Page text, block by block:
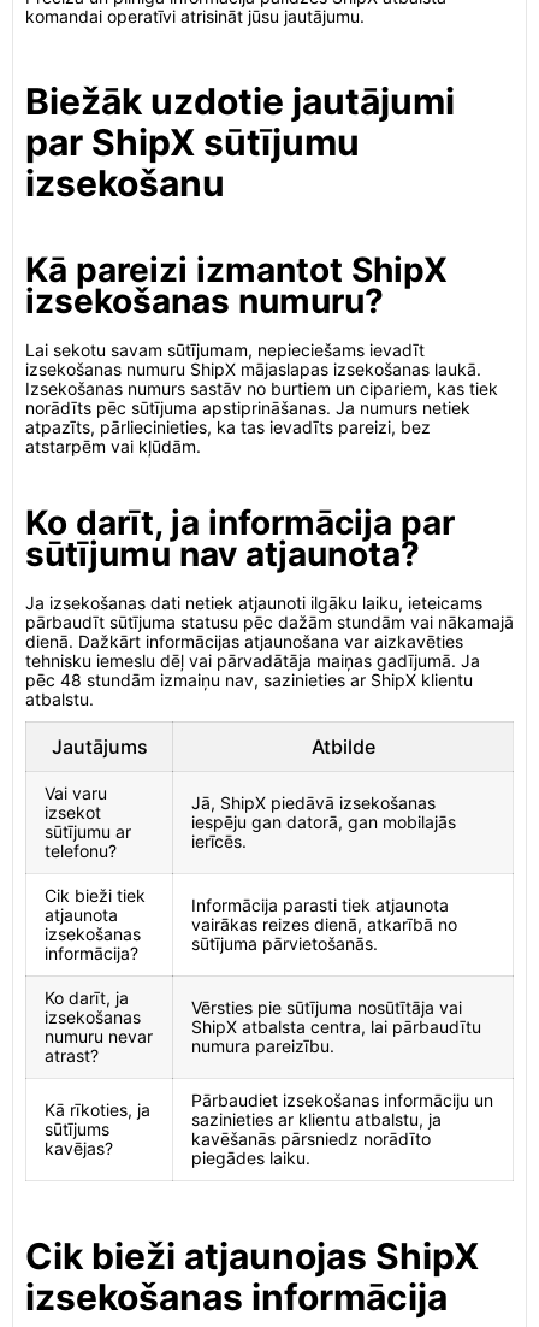
komandai operatīvi atrisināt jūsu jautājumu.
Biežāk uzdotie jautājumi
par ShipX sūtījumu
izsekošanu
Kā pareizi izmantot ShipX
izsekošanas numuru?
Lai sekotu savam sūtījumam, nepieciešams ievadīt
izsekošanas numuru ShipX mājaslapas izsekošanas laukā.
Izsekošanas numurs sastāv no burtiem un cipariem, kas tiek
norādīts pēc sūtījuma apstiprināšanas. Ja numurs netiek
atpazīts, pārliecinieties, ka tas ievadīts pareizi, bez
atstarpēm vai kļūdām.
Ko darīt, ja informācija par
sūtījumu nav atjaunota?
Ja izsekošanas dati netiek atjaunoti ilgāku laiku, ieteicams
pārbaudīt sūtījuma statusu pēc dažām stundām vai nākamajā
dienā. Dažkārt informācijas atjaunošana var aizkavēties
tehnisku iemeslu dēļ vai pārvadātāja maiņas gadījumā. Ja
pēc 48 stundām izmaiņu nav, sazinieties ar ShipX klientu
atbalstu.
Jautājums Atbilde
Vai varu
izsekot
sūtījumu ar
telefonu?
Jā, ShipX piedāvā izsekošanas
iespēju gan datorā, gan mobilajās
ierīcēs.
Cik bieži tiek
atjaunota
izsekošanas
informācija?
Informācija parasti tiek atjaunota
vairākas reizes dienā, atkarībā no
sūtījuma pārvietošanās.
Ko darīt, ja
izsekošanas
numuru nevar
atrast?
Vērsties pie sūtījuma nosūtītāja vai
ShipX atbalsta centra, lai pārbaudītu
numura pareizību.
Kā rīkoties, ja
sūtījums
kavējas?
Pārbaudiet izsekošanas informāciju un
sazinieties ar klientu atbalstu, ja
kavēšanās pārsniedz norādīto
piegādes laiku.
Cik bieži atjaunojas ShipX
izsekošanas informācija